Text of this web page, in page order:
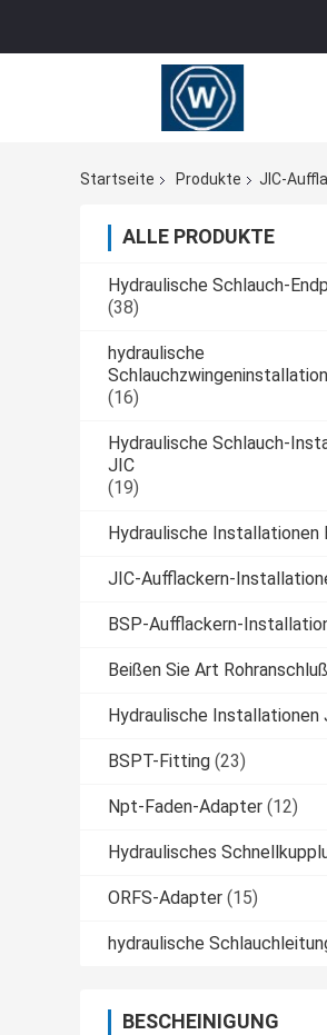
Startseite
Produkte JIC-
ALLE PRODUKTE
Hydraulische Schlauch-
(38)
hydraulische
(16)
Hydraulische Schlauch-
JIC
(19)
Hydraulische Installationen
JIC-Aufflackern-
BSP-Aufflackern-
Beißen Sie Art Rohranschluß
Hydraulische Installationen
BSPT-Fitting (23)
Npt-Faden-Adapter (12)
Hydraulisches
ORFS-Adapter (15)
hydraulische
BESCHEINIGUNG